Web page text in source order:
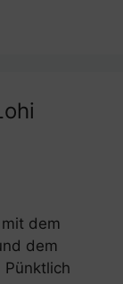
dem
dem
Pünktlich